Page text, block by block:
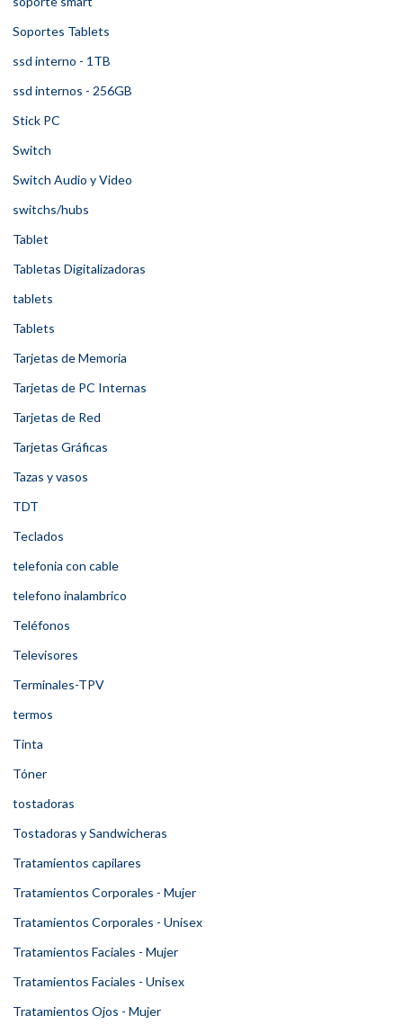
Soportes Tablets
ssd interno - 1TB
ssd internos - 256GB
Stick PC
Switch
Switch Audio y Video
switchs/hubs
Tablet
Tabletas Digitalizadoras
tablets
Tablets
Tarjetas de Memoria
Tarjetas de PC Internas
Tarjetas de Red
Tarjetas Gráficas
Tazas y vasos
TDT
Teclados
telefonia con cable
telefono inalambrico
Teléfonos
Televisores
Terminales-TPV
termos
Tinta
Tóner
tostadoras
Tostadoras y Sandwicheras
Tratamientos capilares
Tratamientos Corporales - Mujer
Tratamientos Corporales - Unisex
Tratamientos Faciales - Mujer
Tratamientos Faciales - Unisex
Tratamientos Ojos - Mujer